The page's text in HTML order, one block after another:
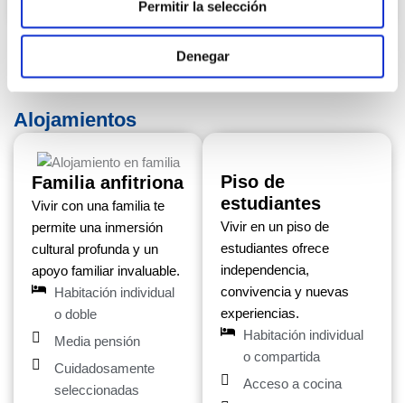
Permitir la selección
Denegar
Alojamientos
Familia anfitriona
Vivir con una familia te
permite una inmersión
cultural profunda y un
apoyo familiar invaluable.
Habitación individual
o doble
Media pensión
Cuidadosamente
seleccionadas
Piso de
estudiantes
Vivir en un piso de
estudiantes ofrece
independencia,
convivencia y nuevas
experiencias.
Habitación individual
o compartida
Acceso a cocina